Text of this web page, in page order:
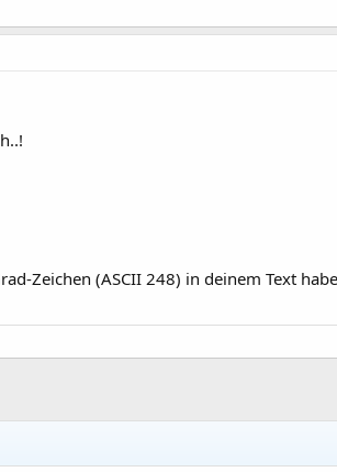
Zeichen (ASCII 248) in deinem Text